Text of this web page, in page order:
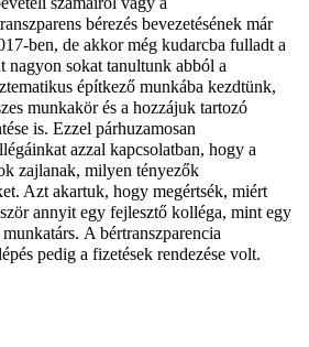
bérezés bevezetésének már
ben, de akkor még kudarcba fulladt a
nagyon sokat tanultunk abból a
építkező munkába kezdtünk,
munkakör és a hozzájuk tartozó
is. Ezzel párhuzamosan
azzal kapcsolatban, hogy a
zajlanak, milyen tényezők
Azt akartuk, hogy megértsék, miért
annyit egy fejlesztő kolléga, mint egy
A bértranszparencia
pedig a fizetések rendezése volt.